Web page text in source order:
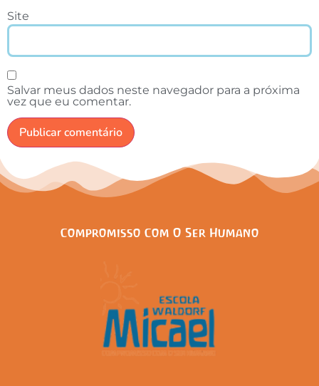
Site
Salvar meus dados neste navegador para a próxima
vez que eu comentar.
Compromisso Com O Ser Humano